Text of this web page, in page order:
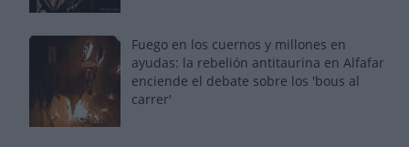
Fuego en los cuernos y millones en
ayudas: la rebelión antitaurina en Alfafar
enciende el debate sobre los 'bous al
carrer'